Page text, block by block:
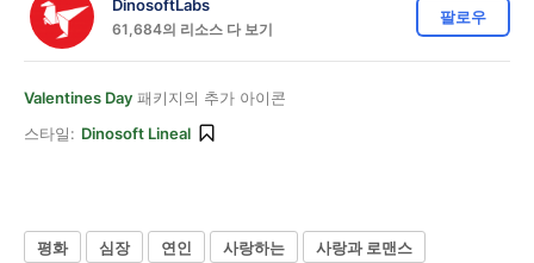
DinosoftLabs
61,684의 리소스 다 보기
팔로우
Valentines Day 패키지의 추가 아이콘
스타일: Dinosoft Lineal
평화 심장 연인 사랑하는 사랑과 로맨스